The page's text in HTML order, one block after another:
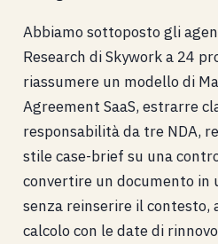
Abbiamo sottoposto gli
Research di Skywork a 24
riassumere un modello di
Agreement SaaS, estrarre
responsabilità da tre NDA,
stile case-brief su una
convertire un documento in
senza reinserire il contesto,
calcolo con le date di